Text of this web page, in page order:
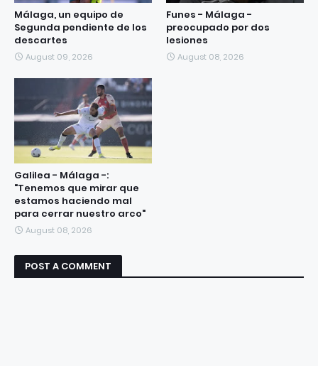
Málaga, un equipo de
Segunda pendiente de los
descartes
August 09, 2026
Funes - Málaga -
preocupado por dos
lesiones
August 08, 2026
Galilea - Málaga -:
"Tenemos que mirar que
estamos haciendo mal
para cerrar nuestro arco"
August 08, 2026
POST A COMMENT